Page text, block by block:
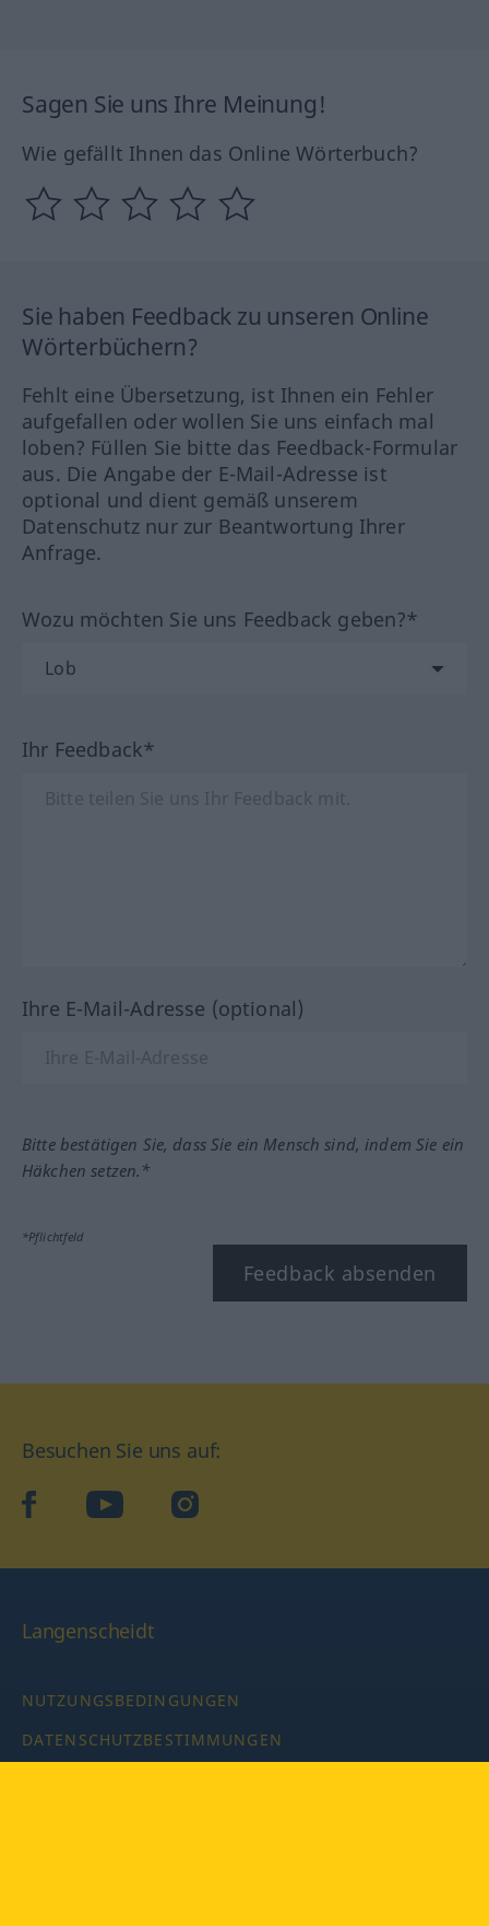
Sagen Sie uns Ihre Meinung!
Wie gefällt Ihnen das Online Wörterbuch?
Sie haben Feedback zu unseren Online
Wörterbüchern?
Fehlt eine Übersetzung, ist Ihnen ein Fehler
aufgefallen oder wollen Sie uns einfach mal
loben? Füllen Sie bitte das Feedback-Formular
aus. Die Angabe der E-Mail-Adresse ist
optional und dient gemäß unserem
Datenschutz nur zur Beantwortung Ihrer
Anfrage.
Wozu möchten Sie uns Feedback geben?*
Ihr Feedback*
Ihre E-Mail-Adresse (optional)
Bitte bestätigen Sie, dass Sie ein Mensch sind, indem Sie ein
Häkchen setzen.*
*Pflichtfeld
Feedback absenden
Besuchen Sie uns auf:
facebookYouTube Instagram
Langenscheidt
NUTZUNGSBEDINGUNGEN
DATENSCHUTZBESTIMMUNGEN